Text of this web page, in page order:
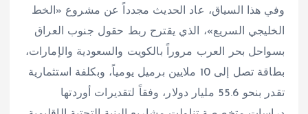
وفي هذا السياق، عاد الحديث مجدداً عن مشروع «الخط
الخليجي السريع»، الذي يقترح ربط حقول جنوب العراق
بسواحل بحر العرب مروراً بالكويت والسعودية والإمارات،
بطاقة تصل إلى 10 ملايين برميل يومياً، وبكلفة استثمارية
تقدر بنحو 55.6 مليار دولار، وفقاً لتقديرات أوردتها